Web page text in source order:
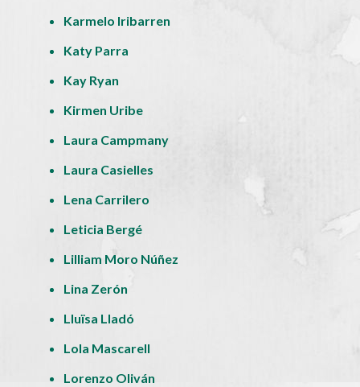
Karmelo Iribarren
Katy Parra
Kay Ryan
Kirmen Uribe
Laura Campmany
Laura Casielles
Lena Carrilero
Leticia Bergé
Lilliam Moro Núñez
Lina Zerón
Lluïsa Lladó
Lola Mascarell
Lorenzo Oliván